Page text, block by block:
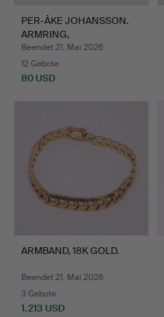
PER-ÅKE JOHANSSON.
ARMRING,
STERLINGSILBER.
Beendet 21. Mai 2026
12 Gebote
80 USD
ARMBAND, 18K GOLD.
Beendet 21. Mai 2026
3 Gebote
1.213 USD